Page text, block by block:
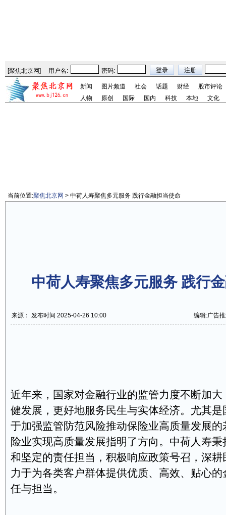
[聚焦北京网] 用户名: 密码:
新闻 图片频道 社会 话题 财经
股市评论
人物
原创 国际 国内 科技 本地 文化
当前位置:聚焦北京网 > 中荷人寿聚焦多元服务 践行金融担当使命
中荷人寿聚焦多元服务 践行
来源： 发布时间 2025-04-26 10:00 编辑:广告
近年来，国家对金融行业的监管力度不断加
健发展，更好地服务民生与实体经济。尤其
于加强监管防范风险推动保险业高质量发展
险业实现高质量发展指明了方向。中荷人寿
和坚定的责任担当，积极响应政策号召，深
力于为各类客户群体提供优质、高效、贴心
任与担当。